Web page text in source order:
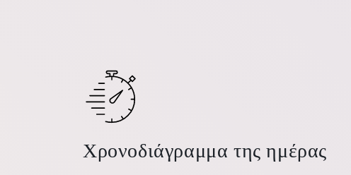
Χρονοδιάγραμμα της ημέρας